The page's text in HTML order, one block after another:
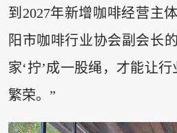
到2027年新增咖啡经营主
阳市咖啡行业协会副会长
家‘拧’成一股绳，才能让
繁荣。”